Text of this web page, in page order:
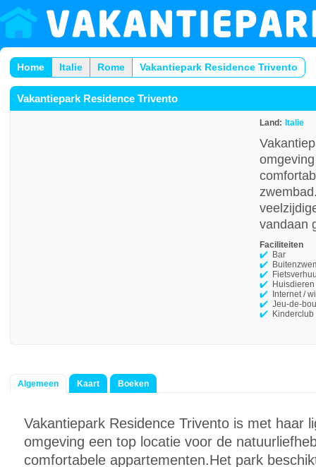
Home Italie Rome Vakantiepark Residence Trivento
Vakantiepark Residence Trivento
Land: Italie
vandaan
Faciliteiten
Bar
Internet /
Jeu-de-
Kinderclub
Algemeen Kaart Boeken
Vakantiepark Residence Trivento is met haar
omgeving een top locatie voor de
comfortabele appartementen.Het park